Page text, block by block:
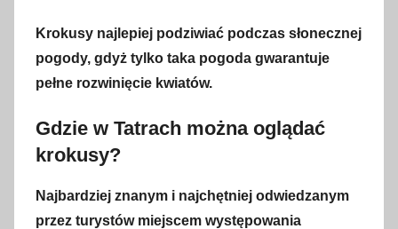
Krokusy najlepiej podziwiać podczas słonecznej
pogody, gdyż tylko taka pogoda gwarantuje
pełne rozwinięcie kwiatów.
Gdzie w Tatrach można oglądać
krokusy?
Najbardziej znanym i najchętniej odwiedzanym
przez turystów miejscem występowania